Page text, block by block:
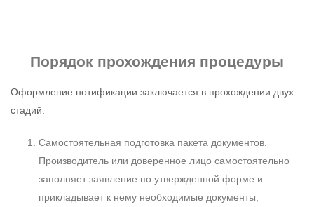
Порядок прохождения процедуры
Оформление нотификации заключается в прохождении двух
стадий:
Самостоятельная подготовка пакета документов.
Производитель или доверенное лицо самостоятельно
заполняет заявление по утвержденной форме и
прикладывает к нему необходимые документы;